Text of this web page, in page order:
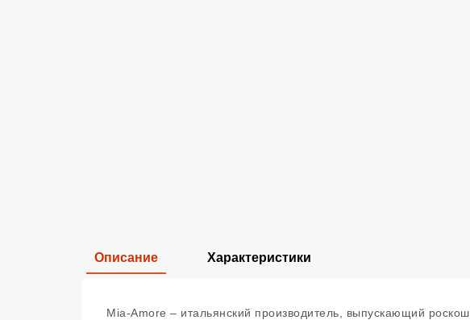
Описание Характеристики
Mia-Amore – итальянский производитель, выпускающий